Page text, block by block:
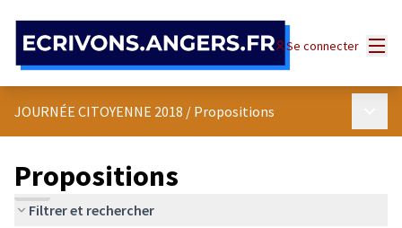
Se connecter
JOURNÉE CITOYENNE 2018 / Propositions
Propositions
Filtrer et rechercher